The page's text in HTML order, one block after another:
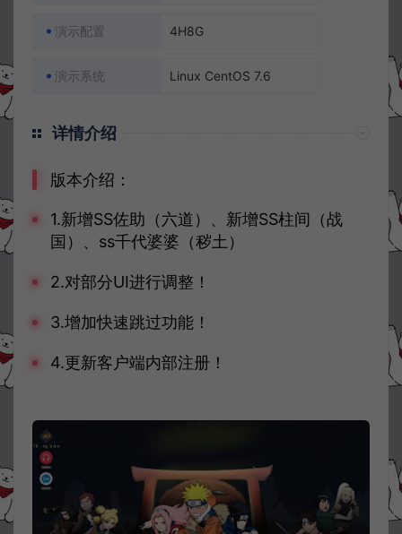
演示配置 4H8G
演示系统 Linux CentOS 7.6
详情介绍
版本介绍：
1.新增SS佐助（六道）、新增SS柱间（战
国）、ss千代婆婆（秽土）
2.对部分UI进行调整！
3.增加快速跳过功能！
4.更新客户端内部注册！